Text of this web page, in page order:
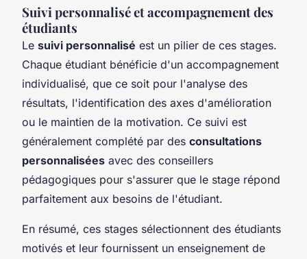
Suivi personnalisé et accompagnement des
étudiants
Le suivi personnalisé est un pilier de ces stages.
Chaque étudiant bénéficie d'un accompagnement
individualisé, que ce soit pour l'analyse des
résultats, l'identification des axes d'amélioration
ou le maintien de la motivation. Ce suivi est
généralement complété par des consultations
personnalisées avec des conseillers
pédagogiques pour s'assurer que le stage répond
parfaitement aux besoins de l'étudiant.
En résumé, ces stages sélectionnent des étudiants
motivés et leur fournissent un enseignement de